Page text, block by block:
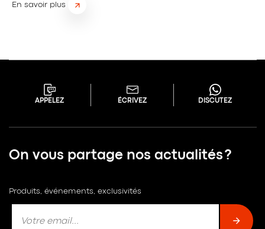
En savoir plus
APPELEZ ÉCRIVEZ DISCUTEZ
On vous partage nos actualités ?
Produits, événements, exclusivités